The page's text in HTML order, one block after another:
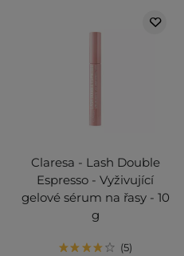
Claresa - Lash Double
Espresso - Vyživující
gelové sérum na řasy - 10
g
5